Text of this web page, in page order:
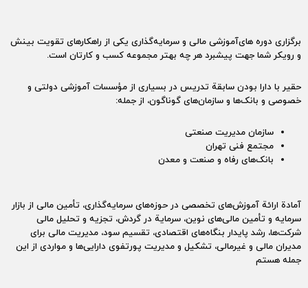
برگزاری دوره های‌آموزشی مالی و سرمایه‌گذاری یکی از راهکارهای تقویت بینش
و رویکر شما جهت پیشبرد هر چه بهتر مجموعه کسب و کارتان است.
حقیر با دارا بودن سابقة تدریس در بسیاری از مؤسسات آموزشی دولتی و
خصوصی و بانک‌ها و سازمان‌های گوناگون، از جمله:
سازمان مدیریت صنعتی
مجتمع فنی تهران
بانک‌های رفاه و صنعت و معدن
آمادة ارائة آموزش‌های تخصصی در حوزه‌های سرمایه‌گذاری، تأمین مالی از بازار
سرمایه و تأمین مالی‌های نوین، سرمایة در گردش، تجزیه و تحلیل مالی
شرکت‌ها، رشد پایدار بنگاه‌های اقتصادی، تقسیم سود، مدیریت مالی برای
مدیران مالی و غیر‌مالی، تشکیل و مدیریت پورتفوی دارایی‌ها و مواردی از این
جمله هستم